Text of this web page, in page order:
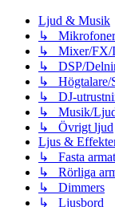
Ljud & Musik
↳
↳ Mixer/FX/
↳ DSP/
↳ Högtalare/
↳ DJ-
↳ Musik/
↳ Övrigt ljud
Ljus &
↳ Fasta
↳ Rörliga
↳ Dimmers
↳ Ljusbord